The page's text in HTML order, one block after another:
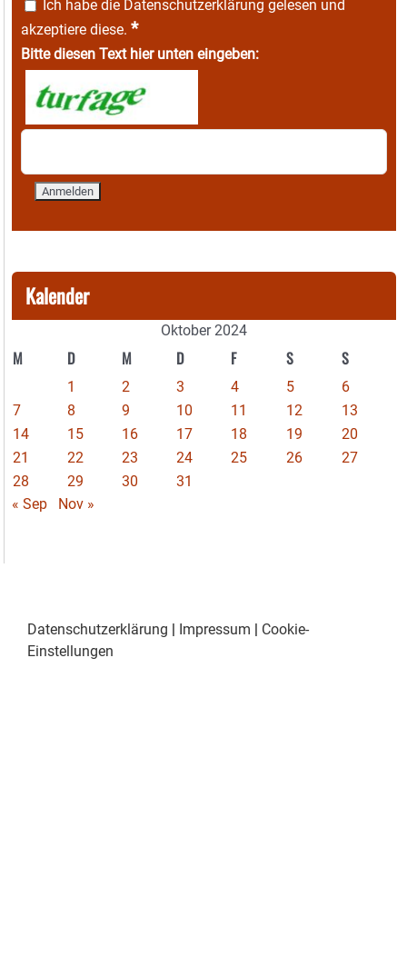
Ich habe die Datenschutzerklärung gelesen und
akzeptiere diese. *
Bitte diesen Text hier unten eingeben:
Kalender
Oktober 2024
M D M D F S S
1 2 3 4 5
6
7
8 9 10 11 12
13
14
15 16 17 18 19
20
21
22 23 24 25 26
27
28
29 30
31
« Sep
Nov »
Datenschutzerklärung | Impressum | Cookie-
Einstellungen